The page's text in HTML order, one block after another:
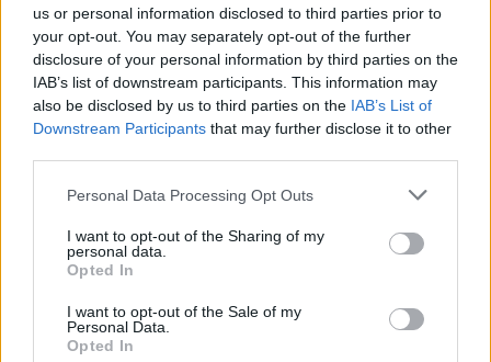
us or personal information disclosed to third parties prior to
your opt-out. You may separately opt-out of the further
disclosure of your personal information by third parties on the
IAB’s list of downstream participants. This information may
also be disclosed by us to third parties on the IAB’s List of
Downstream Participants that may further disclose it to other
Personal Data Processing Opt Outs
I want to opt-out of the Sharing of my
personal data.
Opted In
I want to opt-out of the Sale of my
Personal Data.
Opted In
ΑΘΛΗΤΙΚΑ ΝΕΑ 04.04.2026 12:10
ΧΡΗΣΤΟΣ ΜΠΑΤΑΚΑΣ
Εγγραφή στο newsletter
Αποδέχομαι τους
και την πολιτική απορρήτου